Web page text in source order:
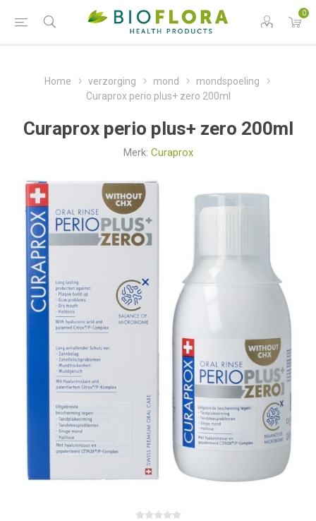
0
Home verzorging mond
mondspoeling
Curaprox perio plus+ zero 200ml
Curaprox perio plus+ zero 200ml
Merk: Curaprox